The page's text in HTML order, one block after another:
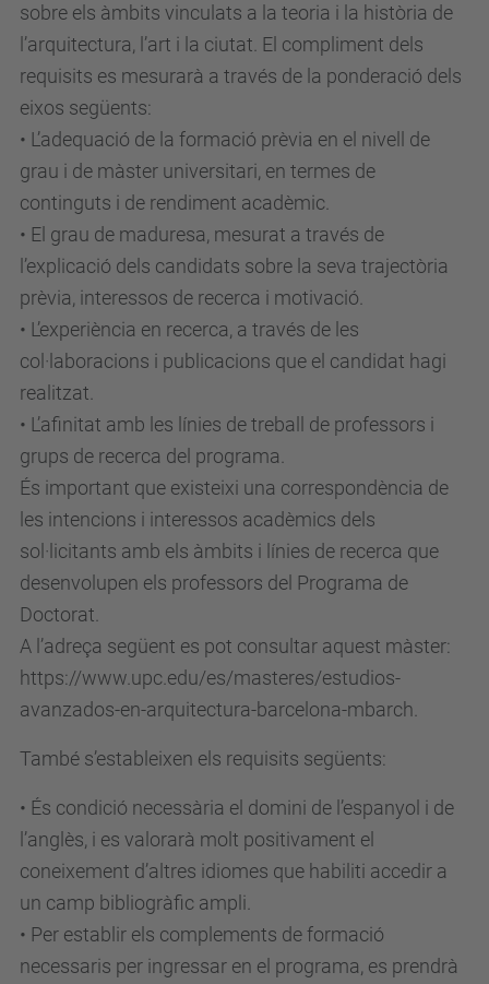
sobre els àmbits vinculats a la teoria i la història de
l’arquitectura, l’art i la ciutat. El compliment dels
requisits es mesurarà a través de la ponderació dels
eixos següents:
• L’adequació de la formació prèvia en el nivell de
grau i de màster universitari, en termes de
continguts i de rendiment acadèmic.
• El grau de maduresa, mesurat a través de
l’explicació dels candidats sobre la seva trajectòria
prèvia, interessos de recerca i motivació.
• L’experiència en recerca, a través de les
col·laboracions i publicacions que el candidat hagi
realitzat.
• L’afinitat amb les línies de treball de professors i
grups de recerca del programa.
És important que existeixi una correspondència de
les intencions i interessos acadèmics dels
sol·licitants amb els àmbits i línies de recerca que
desenvolupen els professors del Programa de
Doctorat.
A l’adreça següent es pot consultar aquest màster:
https://www.upc.edu/es/masteres/estudios-
avanzados-en-arquitectura-barcelona-mbarch.
També s’estableixen els requisits següents:
• És condició necessària el domini de l’espanyol i de
l’anglès, i es valorarà molt positivament el
coneixement d’altres idiomes que habiliti accedir a
un camp bibliogràfic ampli.
• Per establir els complements de formació
necessaris per ingressar en el programa, es prendrà